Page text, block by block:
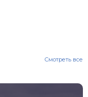
Смотреть все